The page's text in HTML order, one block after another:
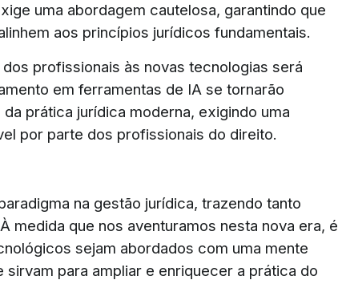
uma abordagem cautelosa, garantindo que
aos princípios jurídicos fundamentais.
profissionais às novas tecnologias será
em ferramentas de IA se tornarão
prática jurídica moderna, exigindo uma
por parte dos profissionais do direito.
na gestão jurídica, trazendo tanto
medida que nos aventuramos nesta nova era, é
sejam abordados com uma mente
para ampliar e enriquecer a prática do